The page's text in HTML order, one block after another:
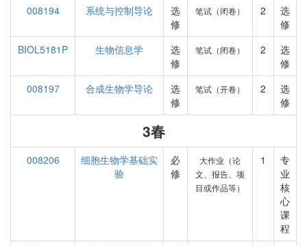
008194
系统与控制导论
选
修
笔试（闭卷） 2
选
修
BIOL5181P
生物信息学
选
修
笔试（闭卷） 2
选
修
008197
合成生物学导论
选
修
笔试（开卷） 2
选
修
3春
008206
细胞生物学基础实
验
必
修
大作业（论
文、报告、项
目或作品等）
1
专
业
核
心
课
程